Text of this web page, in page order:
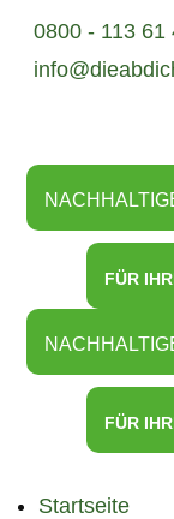
0800 - 113 61
FÜR
FÜR
Startseite